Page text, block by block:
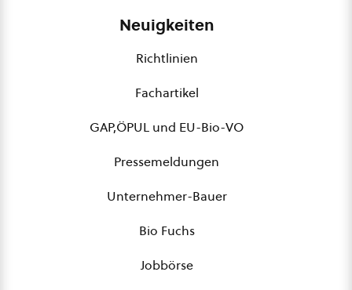
Neuigkeiten
Richtlinien
Fachartikel
GAP,ÖPUL und EU-Bio-VO
Pressemeldungen
Unternehmer-Bauer
Bio Fuchs
Jobbörse